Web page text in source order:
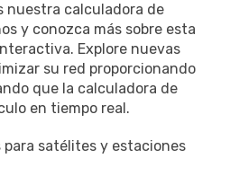
nuestra calculadora de
y conozca más sobre esta
Explore nuevas
su red proporcionando
que la calculadora de
en tiempo real.
satélites y estaciones